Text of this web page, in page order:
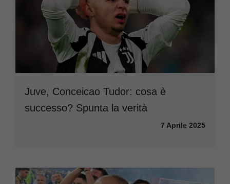
Juve, Conceicao Tudor: cosa è
successo? Spunta la verità
7 Aprile 2025